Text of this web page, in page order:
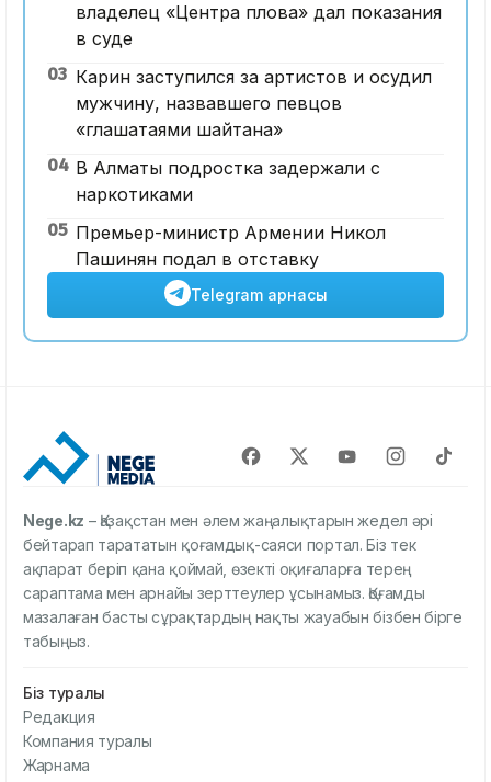
владелец «Центра плова» дал показания
в суде
03 Карин заступился за артистов и осудил
мужчину, назвавшего певцов
«глашатаями шайтана»
04 В Алматы подростка задержали с
наркотиками
05 Премьер-министр Армении Никол
Пашинян подал в отставку
Telegram арнасы
Nege.kz – Қазақстан мен әлем жаңалықтарын жедел әрі
бейтарап тарататын қоғамдық-саяси портал. Біз тек
ақпарат беріп қана қоймай, өзекті оқиғаларға терең
сараптама мен арнайы зерттеулер ұсынамыз. Қоғамды
мазалаған басты сұрақтардың нақты жауабын бізбен бірге
табыңыз.
Біз туралы
Редакция
Компания туралы
Жарнама